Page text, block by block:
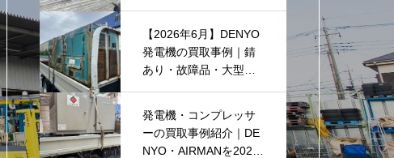
【2026年6月】DENYO
発電機の買取事例｜錆
あり・故障品・大型発
発電機・コンプレッサ
ーの買取事例紹介｜DE
NYO・AIRMANを2026